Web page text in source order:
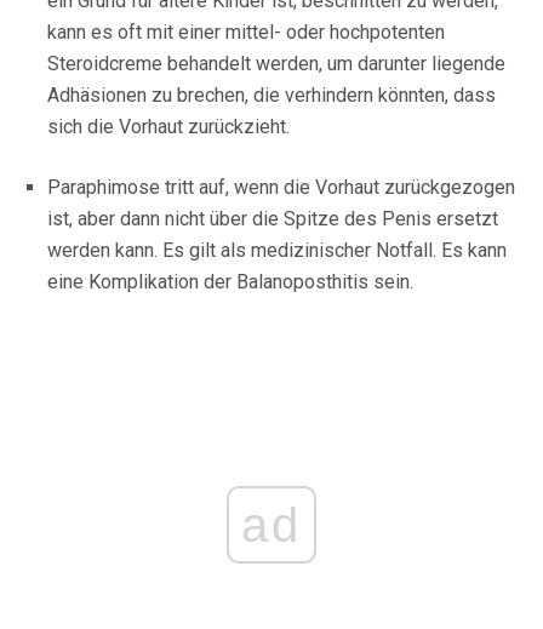
kann es oft mit einer mittel- oder hochpotenten
Steroidcreme behandelt werden, um darunter liegende
Adhäsionen zu brechen, die verhindern könnten, dass
sich die Vorhaut zurückzieht.
Paraphimose tritt auf, wenn die Vorhaut zurückgezogen
ist, aber dann nicht über die Spitze des Penis ersetzt
werden kann. Es gilt als medizinischer Notfall. Es kann
eine Komplikation der Balanoposthitis sein.
ad